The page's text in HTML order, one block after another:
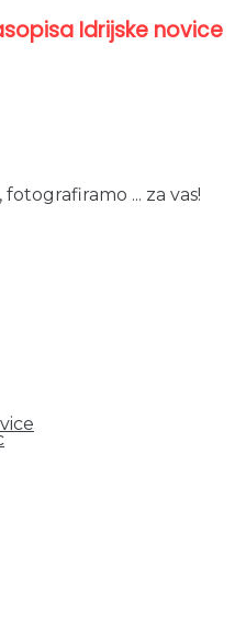
Idrijske novice
... za vas!